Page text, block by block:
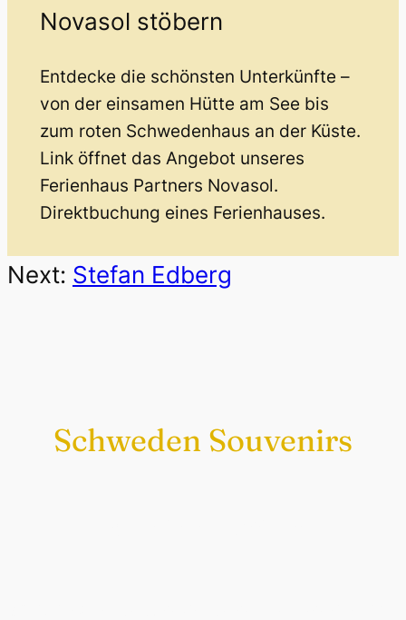
Novasol stöbern
Entdecke die schönsten Unterkünfte –
von der einsamen Hütte am See bis
zum roten Schwedenhaus an der Küste.
Link öffnet das Angebot unseres
Ferienhaus Partners Novasol.
Direktbuchung eines Ferienhauses.
Next: Stefan Edberg
Schweden Souvenirs